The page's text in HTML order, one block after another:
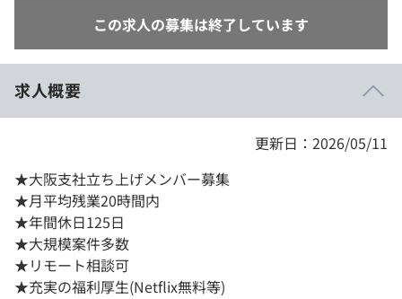
この求人の募集は終了しています
求人概要
更新日：2026/05/11
★大阪支社立ち上げメンバー募集
★月平均残業20時間内
★年間休日125日
★大規模案件多数
★リモート相談可
★充実の福利厚生(Netflix無料等)